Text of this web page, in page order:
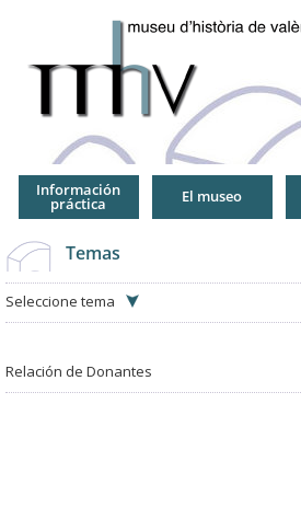
Información
práctica El museo
Temas
Seleccione tema
Relación de Donantes